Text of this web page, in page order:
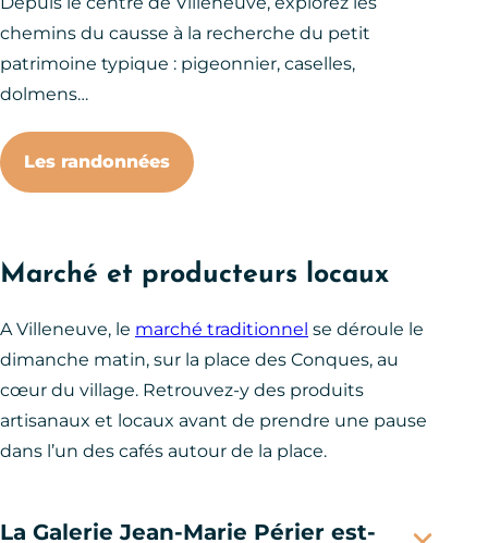
chemins du causse à la recherche du petit
patrimoine typique : pigeonnier, caselles,
dolmens…
Les randonnées
Marché et producteurs locaux
A Villeneuve, le marché traditionnel se déroule le
dimanche matin, sur la place des Conques, au
cœur du village. Retrouvez-y des produits
artisanaux et locaux avant de prendre une pause
dans l’un des cafés autour de la place.
La Galerie Jean-Marie Périer est-